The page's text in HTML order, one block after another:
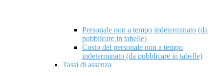
Personale non a tempo indeterminato (da
pubblicare in tabelle)
Costo del personale non a tempo
indeterminato (da pubblicare in tabelle)
Tassi di assenza